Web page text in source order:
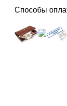
Способы